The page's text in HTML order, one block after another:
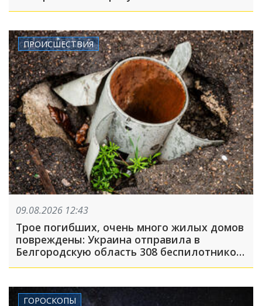
ПРОИСШЕСТВИЯ
09.08.2026 12:43
Трое погибших, очень много жилых домов
повреждены: Украина отправила в
Белгородскую область 308 беспилотников,
ГОРОСКОПЫ